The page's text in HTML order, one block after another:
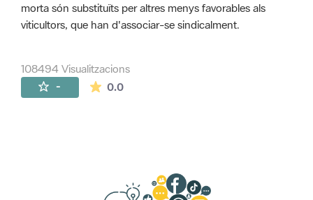
morta són substituïts per altres menys favorables als
viticultors, que han d'associar-se sindicalment.
108494 Visualitzacions
- 0.0La mitjana de les valoracions és de 0